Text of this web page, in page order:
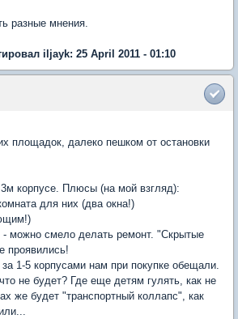
разные мнения.
iljayk: 25 April 2011 - 01:10
площадок, далеко пешком от остановки
корпусе. Плюсы (на мой взгляд):
для них (два окна!)
можно смело делать ремонт. "Скрытые
проявились!
1-5 корпусами нам при покупке обещали.
не будет? Где еще детям гулять, как не
же будет "транспортный коллапс", как